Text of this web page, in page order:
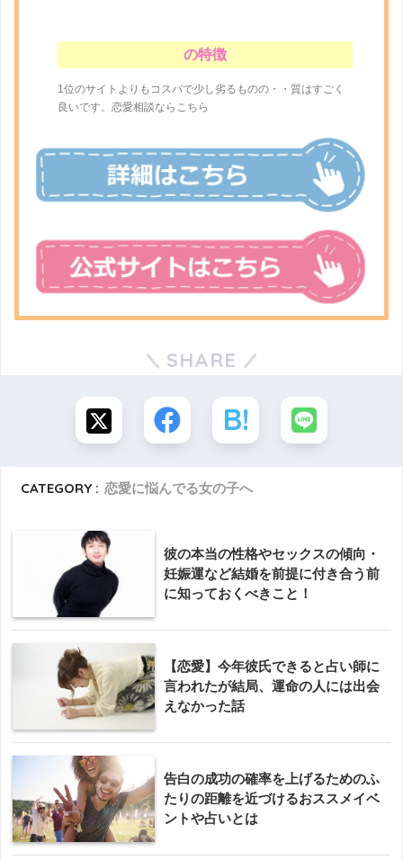
の特徴
1位のサイトよりもコスパで少し劣るものの・・質はすごく
良いです。恋愛相談ならこちら
SHARE
CATEGORY : 恋愛に悩んでる女の子へ
彼の本当の性格やセックスの傾向・
妊娠運など結婚を前提に付き合う前
に知っておくべきこと！
【恋愛】今年彼氏できると占い師に
言われたが結局、運命の人には出会
えなかった話
告白の成功の確率を上げるためのふ
たりの距離を近づけるおススメイベ
ントや占いとは